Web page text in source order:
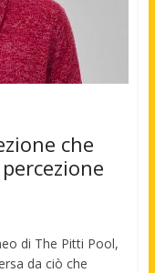
che
di The Pitti Pool,
da ciò che